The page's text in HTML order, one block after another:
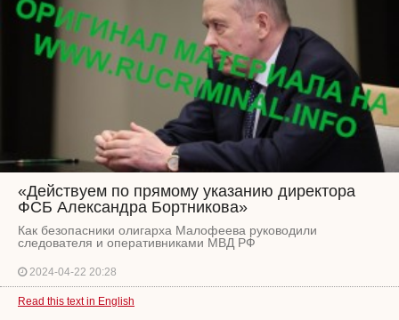
«Действуем по прямому указанию директора
ФСБ Александра Бортникова»
Как безопасники олигарха Малофеева руководили
следователя и оперативниками МВД РФ
2024-04-22 20:28
Read this text in English